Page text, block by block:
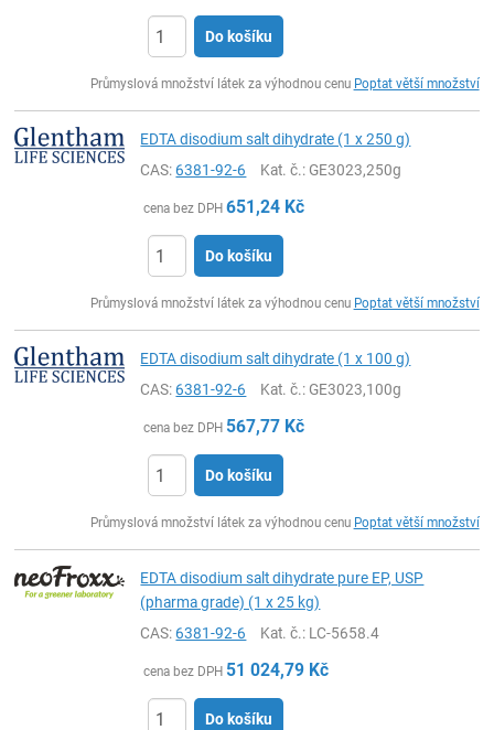
Do košíku
Průmyslová množství látek za výhodnou cenu Poptat větší množství
EDTA disodium salt dihydrate (1 x 250 g)
CAS:6381-92-6 Kat. č.: GE3023,250g
cena bez DPH 651,24 Kč
Do košíku
Průmyslová množství látek za výhodnou cenu Poptat větší množství
EDTA disodium salt dihydrate (1 x 100 g)
CAS:6381-92-6 Kat. č.: GE3023,100g
cena bez DPH 567,77 Kč
Do košíku
Průmyslová množství látek za výhodnou cenu Poptat větší množství
EDTA disodium salt dihydrate pure EP, USP
(pharma grade) (1 x 25 kg)
CAS:6381-92-6 Kat. č.: LC-5658.4
cena bez DPH 51 024,79 Kč
Do košíku